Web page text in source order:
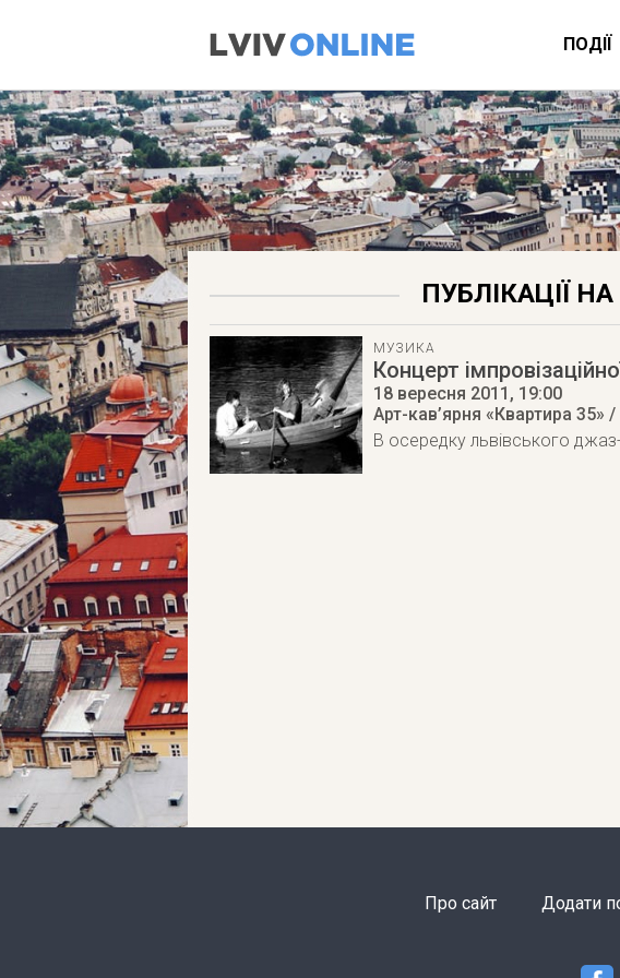
ПОДІЇ
ПУБЛІКАЦІЇ
МУЗИКА
Концерт
18 вересня 2011 , 19:00
Арт-кав’ярня «Квартира 35»
В осередку львівського джаз-
Про сайт Додати